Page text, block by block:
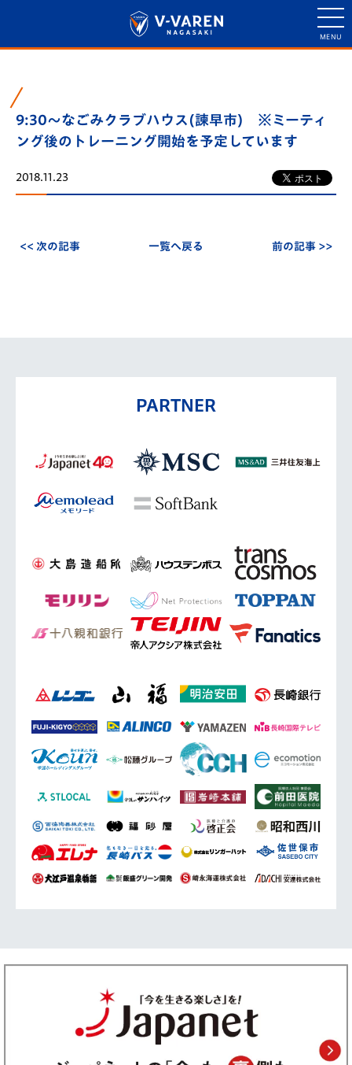
9:30～なごみクラブハウス(諫早市) ※ミーティ
ング後のトレーニング開始を予定しています
2018.11.23
<< 次の記事 一覧へ戻る 前の記事 >>
PARTNER